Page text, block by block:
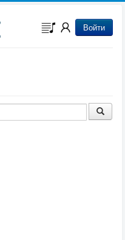
Войти
Музыка из сериалов